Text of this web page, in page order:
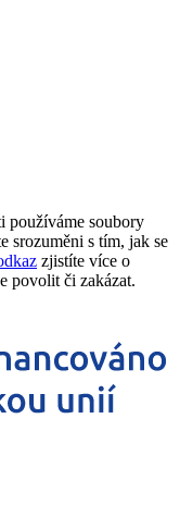
používáme soubory
srozuměni s tím, jak se
zjistíte více o
povolit či zakázat.